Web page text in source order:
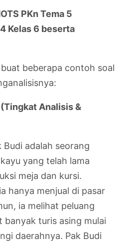
PKn Tema 5
Kelas 6 beserta
beberapa contoh soal
Analisis &
Budi adalah seorang
yang telah lama
meja dan kursi.
hanya menjual di pasar
ia melihat peluang
banyak turis asing mulai
daerahnya. Pak Budi